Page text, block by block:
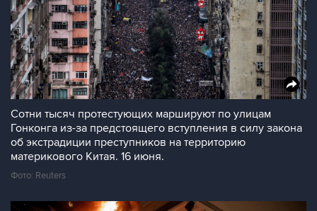
Сотни тысяч протестующих маршируют по улицам
Гонконга из-за предстоящего вступления в силу закона
об экстрадиции преступников на территорию
материкового Китая. 16 июня.
Фото: Reuters